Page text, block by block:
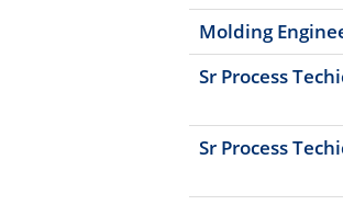
Molding
Sr Process
Sr Process